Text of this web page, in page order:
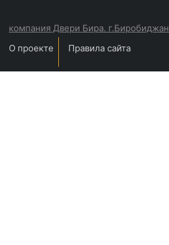
компания Двери Бира. г.Биробиджан
О проекте
Правила сайта